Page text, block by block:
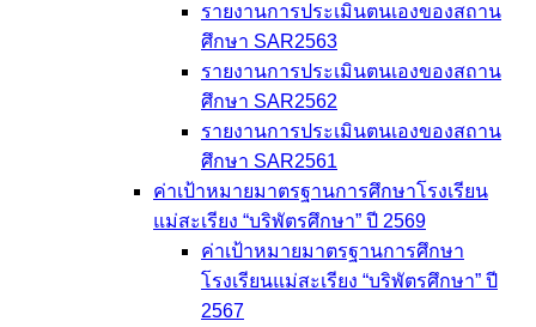
รายงานการประเมินตนเองของสถาน
ศึกษา SAR2563
รายงานการประเมินตนเองของสถาน
ศึกษา SAR2562
รายงานการประเมินตนเองของสถาน
ศึกษา SAR2561
ค่าเป้าหมายมาตรฐานการศึกษาโรงเรียน
แม่สะเรียง “บริพัตรศึกษา” ปี 2569
ค่าเป้าหมายมาตรฐานการศึกษา
โรงเรียนแม่สะเรียง “บริพัตรศึกษา” ปี
2567